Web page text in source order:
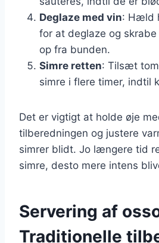
Deglaze med vin: Hæld
for at deglaze og
op fra bunden.
Simre retten: Tilsæt
simre i flere timer, indtil
Det er vigtigt at holde øje
tilberedningen og justere
simrer blidt. Jo længere tid
simre, desto mere intens
Servering af
Traditionelle